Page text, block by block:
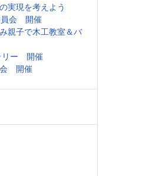
実現を考えよう
員会 開催
親子で木工教室＆バ
リー 開催
会 開催